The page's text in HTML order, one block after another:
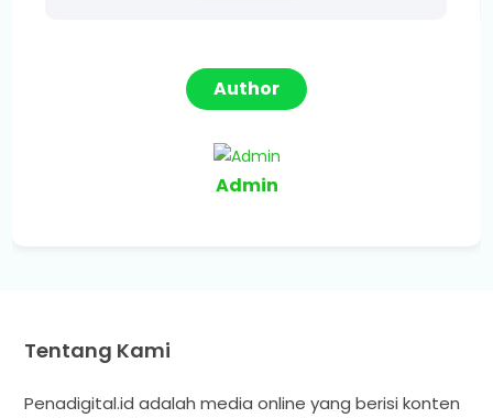
Author
Admin
Tentang Kami
Penadigital.id adalah media online yang berisi konten